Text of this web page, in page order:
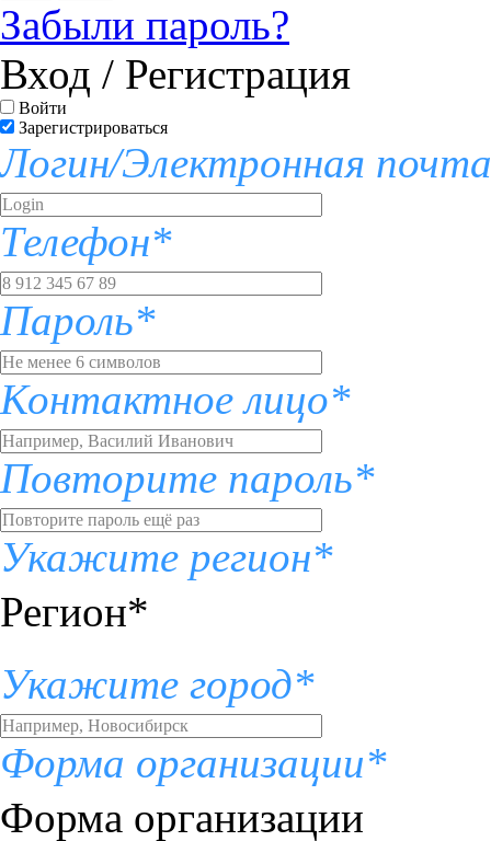
Забыли пароль?
Вход / Регистрация
Войти
Зарегистрироваться
Логин/Электронная
Телефон*
Пароль*
Контактное лицо*
Повторите пароль*
Укажите регион*
Регион*
Укажите город*
Форма организации*
Форма организации